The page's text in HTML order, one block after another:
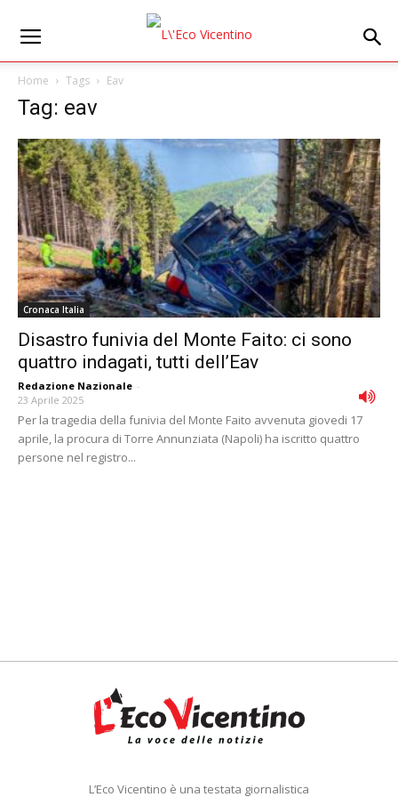
Home Tags Eav
Tag: eav
Cronaca Italia
Disastro funivia del Monte Faito: ci sono
quattro indagati, tutti dell’Eav
Redazione Nazionale -
23 Aprile 2025
Per la tragedia della funivia del Monte Faito avvenuta giovedi 17
aprile, la procura di Torre Annunziata (Napoli) ha iscritto quattro
persone nel registro...
L’Eco Vicentino è una testata giornalistica